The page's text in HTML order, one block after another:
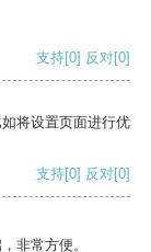
支持[0] 反对[0]
将设置页面进行优
支持[0] 反对[0]
非常方便。